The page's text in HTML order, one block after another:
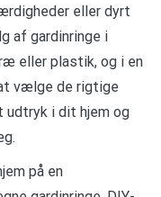
eller dyrt
af gardinringe i
eller plastik, og i en
vælge de rigtige
udtryk i dit hjem og
på en